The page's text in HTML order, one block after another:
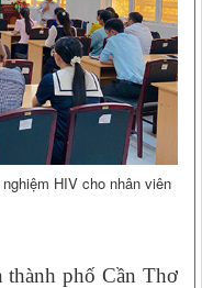
HIV cho nhân viên
thành phố Cần Thơ